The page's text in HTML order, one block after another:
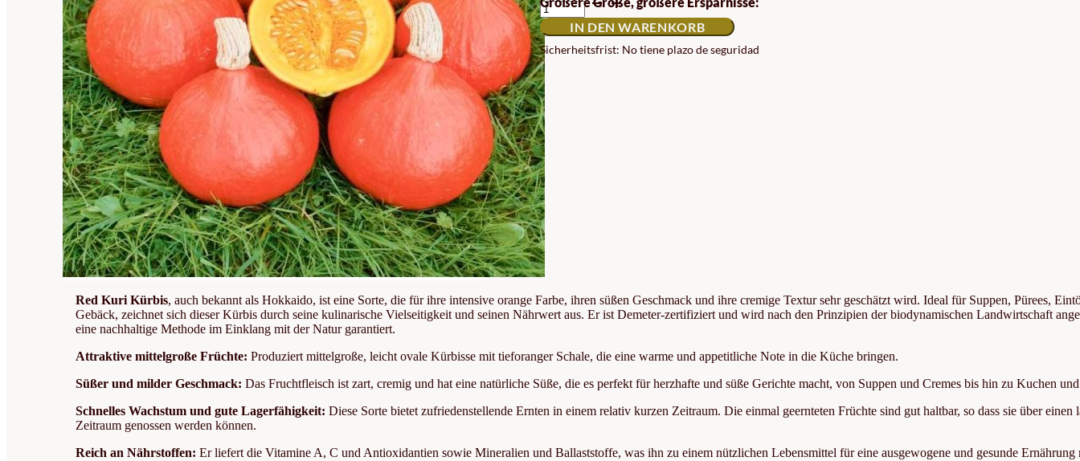
KURI
BIODYNAMISCHE
ROTE
KURI
KÜRBISKERNE
DEMETER
MENGE
IN DEN WARENKORB
Sicherheitsfrist: No tiene plazo de seguridad
Red Kuri Kürbis, auch bekannt als Hokkaido, ist eine Sorte, die für ihre intensive orange Farbe, ihren süßen Geschmack und ihre cremige Textur sehr geschätzt wird. Ideal für Suppen, Pürees,
Gebäck, zeichnet sich dieser Kürbis durch seine kulinarische Vielseitigkeit und seinen Nährwert aus. Er ist Demeter-zertifiziert und wird nach den Prinzipien der biodynamischen Landwirtschaft
eine nachhaltige Methode im Einklang mit der Natur garantiert.
Attraktive mittelgroße Früchte: Produziert mittelgroße, leicht ovale Kürbisse mit tieforanger Schale, die eine warme und appetitliche Note in die Küche bringen.
Süßer und milder Geschmack: Das Fruchtfleisch ist zart, cremig und hat eine natürliche Süße, die es perfekt für herzhafte und süße Gerichte macht, von Suppen und Cremes bis hin zu Kuchen
Schnelles Wachstum und gute Lagerfähigkeit: Diese Sorte bietet zufriedenstellende Ernten in einem relativ kurzen Zeitraum. Die einmal geernteten Früchte sind gut haltbar, so dass sie über einen
Zeitraum genossen werden können.
Reich an Nährstoffen: Er liefert die Vitamine A, C und Antioxidantien sowie Mineralien und Ballaststoffe, was ihn zu einem nützlichen Lebensmittel für eine ausgewogene und gesunde Ernährung